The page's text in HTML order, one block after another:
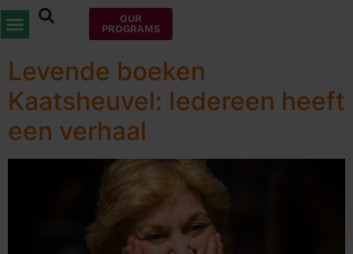
OUR
PROGRAMS
Categorie:
Levende boeken
Kaatsheuvel: Iedereen heeft
een verhaal